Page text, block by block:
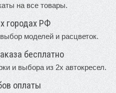
на все товары.
городах РФ
моделей и расцветок.
бесплатно
и выбора из 2х автокресел.
оплаты